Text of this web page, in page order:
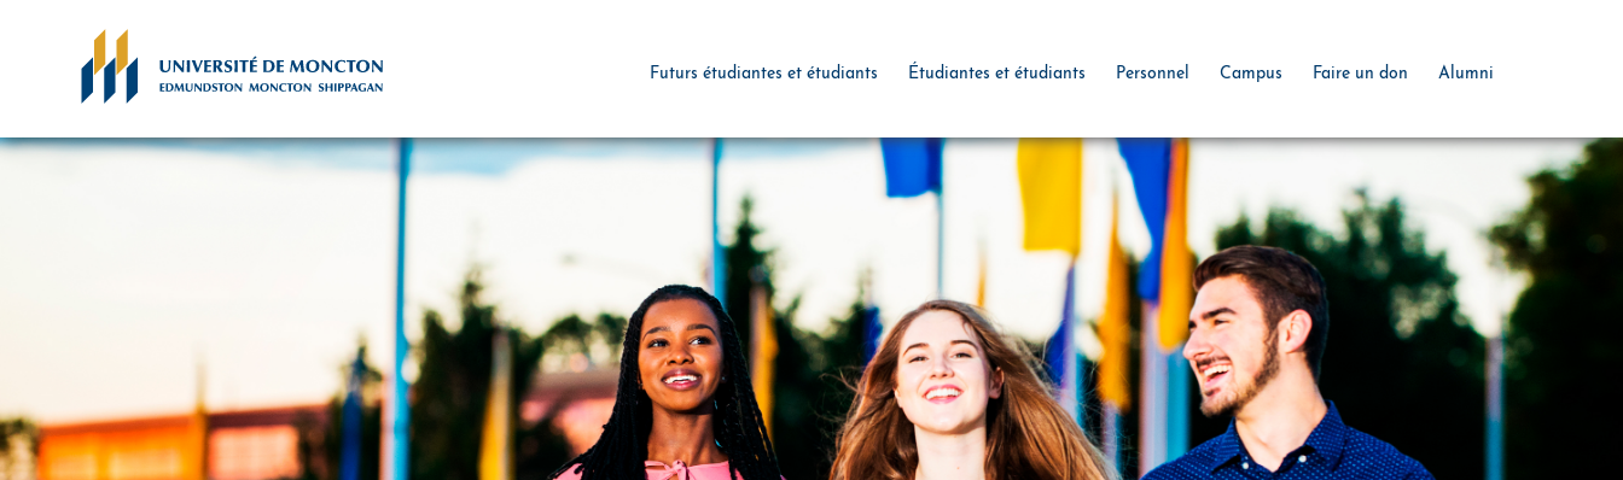
Futurs étudiantes et étudiants Étudiantes et étudiants Personnel Campus Faire un don Alumni